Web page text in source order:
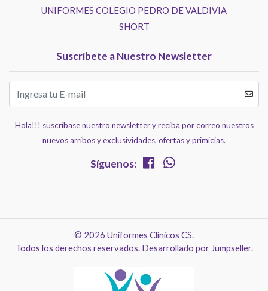
UNIFORMES COLEGIO PEDRO DE VALDIVIA
SHORT
Suscríbete a Nuestro Newsletter
Hola!!! suscríbase nuestro newsletter y reciba por correo nuestros
nuevos arribos y exclusividades, ofertas y primicias.
Síguenos:
© 2026 Uniformes Clínicos CS.
Todos los derechos reservados. Desarrollado por Jumpseller.